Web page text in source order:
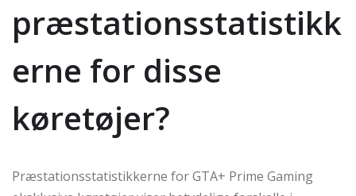
præstationsstatistikk
erne for disse
køretøjer?
Præstationsstatistikkerne for GTA+ Prime Gaming